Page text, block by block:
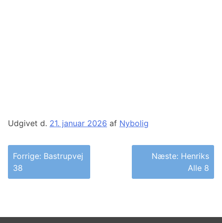
Udgivet d. 21. januar 2026 af Nybolig
Indlægsnavigation
Forrige: Bastrupvej
38
Næste: Henriks
Alle 8